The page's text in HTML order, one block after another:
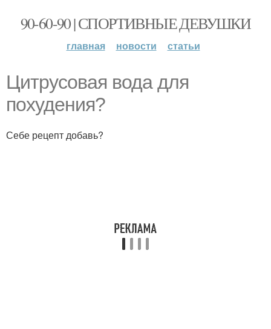
90-60-90 | СПОРТИВНЫЕ ДЕВУШКИ
главная новости статьи
Цитрусовая вода для
похудения?
Себе рецепт добавь?